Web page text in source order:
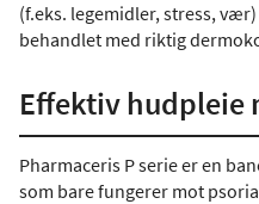
(f.eks. legemidler, stress,
behandlet med riktig
Effektiv hudpleie
Pharmaceris P serie er en
som bare fungerer mot